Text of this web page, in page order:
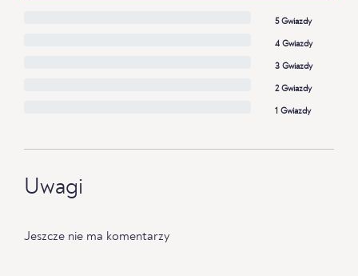
5 Gwiazdy
4 Gwiazdy
3 Gwiazdy
2 Gwiazdy
1 Gwiazdy
Uwagi
Jeszcze nie ma komentarzy